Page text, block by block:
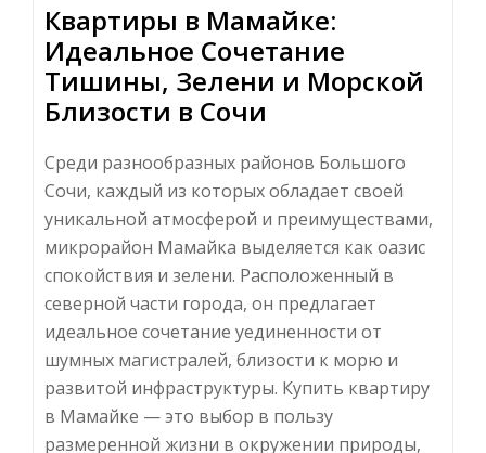
Квартиры в Мамайке:
Идеальное Сочетание
Тишины, Зелени и Морской
Близости в Сочи
Среди разнообразных районов Большого
Сочи, каждый из которых обладает своей
уникальной атмосферой и преимуществами,
микрорайон Мамайка выделяется как оазис
спокойствия и зелени. Расположенный в
северной части города, он предлагает
идеальное сочетание уединенности от
шумных магистралей, близости к морю и
развитой инфраструктуры. Купить квартиру
в Мамайке — это выбор в пользу
размеренной жизни в окружении природы,